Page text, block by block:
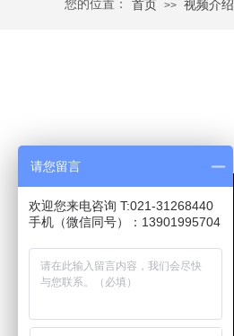
您的位置： 首页 >> 视频介绍
请您留言
欢迎您来电咨询 T:021-31268440